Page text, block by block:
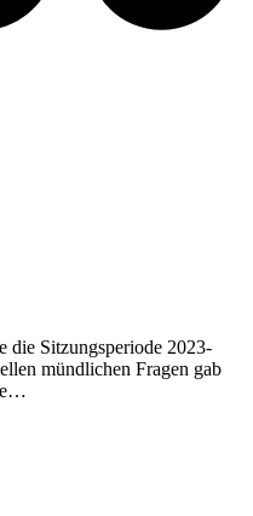
die Sitzungsperiode 2023-
mündlichen Fragen gab